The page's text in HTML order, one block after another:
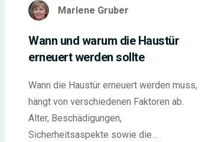
Marlene Gruber
Wann und warum die Haustür
erneuert werden sollte
Wann die Haustür erneuert werden muss,
hängt von verschiedenen Faktoren ab.
Alter, Beschädigungen,
Sicherheitsaspekte sowie die